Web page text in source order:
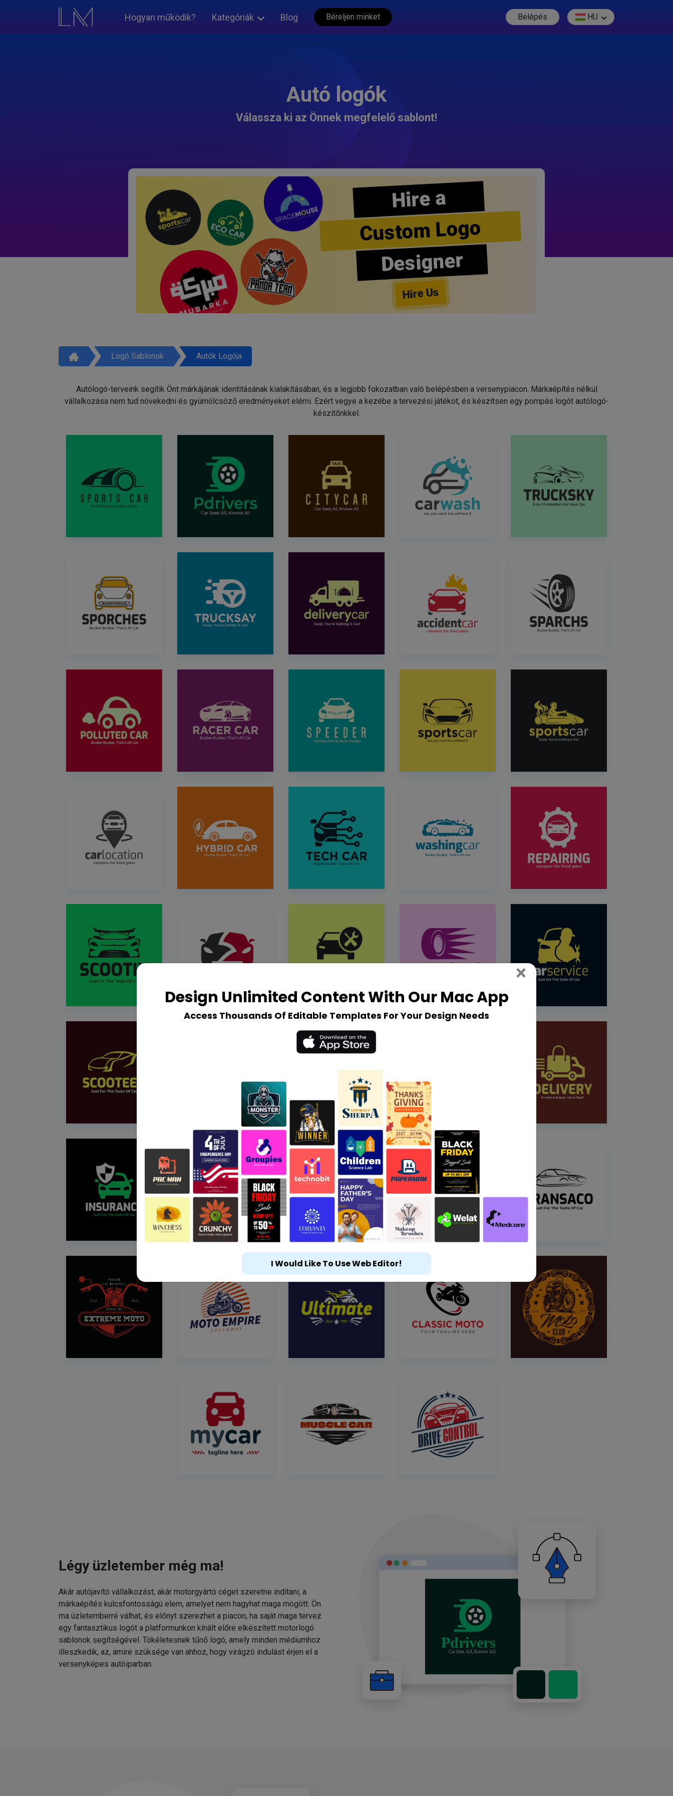
Hogyan működik? Kategóriák Blog Béreljen minket Belépés HU
Autó logók
Válassza ki az Önnek megfelelő sablont!
Hire a
Custom Logo
Designer
Hire Us
Logó Sablonok Autók Logója
Autólogó-terveink segítik Önt márkájának identitásának kialakításában, és a legjobb fokozatban való belépésben a versenypiacon. Márkaépítés nélkül
vállalkozása nem tud növekedni és gyümölcsöző eredményeket elérni. Ezért vegye a kezébe a tervezési játékot, és készítsen egy pompás logót autólogó-
készítőnkkel.
Légy üzletember még ma!
Akár autójavító vállalkozást, akár motorgyártó céget szeretne indítani, a
márkaépítés kulcsfontosságú elem, amelyet nem hagyhat maga mögött. Ön
ma üzletemberré válhat, és előnyt szerezhet a piacon, ha saját maga tervez
egy fantasztikus logót a platformunkon kínált előre elkészített motorlogó
sablonok segítségével. Tökéletesnek tűnő logó, amely minden médiumhoz
illeszkedik, az, amire szüksége van ahhoz, hogy virágzó indulást érjen el a
versenyképes autóiparban.
Design Unlimited Content With Our Mac App
Access Thousands Of Editable Templates For Your Design Needs
× Close
I Would Like To Use Web Editor!